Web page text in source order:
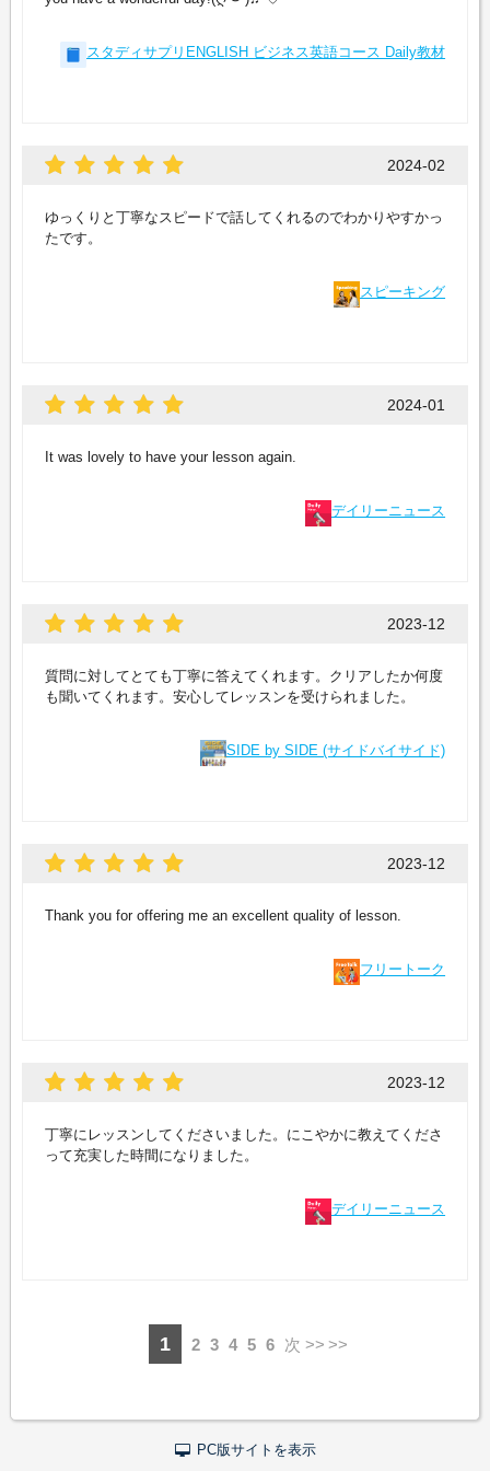
スタディサプリENGLISH ビジネス英語コース Daily教材
2024-02
ゆっくりと丁寧なスピードで話してくれるのでわかりやすかっ
たです。
スピーキング
2024-01
It was lovely to have your lesson again.
デイリーニュース
2023-12
質問に対してとても丁寧に答えてくれます。クリアしたか何度
も聞いてくれます。安心してレッスンを受けられました。
SIDE by SIDE (サイドバイサイド)
2023-12
Thank you for offering me an excellent quality of lesson.
フリートーク
2023-12
丁寧にレッスンしてくださいました。にこやかに教えてくださ
って充実した時間になりました。
デイリーニュース
1 2 3 4 5 6 次 >>
PC版サイトを表示